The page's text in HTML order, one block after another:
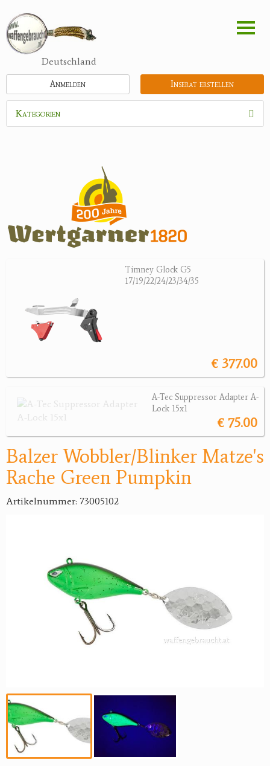
zum
Inhalt
Deutschland
Inserat erstellen
Anmelden
Kategorien
Zubehör
Bücher, Videos
Reviereinrichtungen
Timney Glock G5
17/19/22/24/23/34/35
€ 377.00
A-Tec Suppressor Adapter A-
Lock 15x1
€ 75.00
Balzer Wobbler/Blinker Matze's
Rache Green Pumpkin
Artikelnummer: 73005102